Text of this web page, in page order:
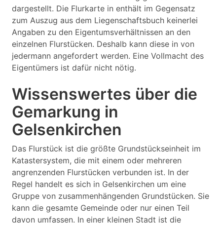
dargestellt. Die Flurkarte in enthält im Gegensatz
zum Auszug aus dem Liegenschaftsbuch keinerlei
Angaben zu den Eigentumsverhältnissen an den
einzelnen Flurstücken. Deshalb kann diese in von
jedermann angefordert werden. Eine Vollmacht des
Eigentümers ist dafür nicht nötig.
Wissenswertes über die
Gemarkung in
Gelsenkirchen
Das Flurstück ist die größte Grundstückseinheit im
Katastersystem, die mit einem oder mehreren
angrenzenden Flurstücken verbunden ist. In der
Regel handelt es sich in Gelsenkirchen um eine
Gruppe von zusammenhängenden Grundstücken. Sie
kann die gesamte Gemeinde oder nur einen Teil
davon umfassen. In einer kleinen Stadt ist die